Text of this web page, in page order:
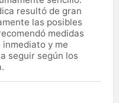
resultó de gran
las posibles
medidas
y me
seguir según los